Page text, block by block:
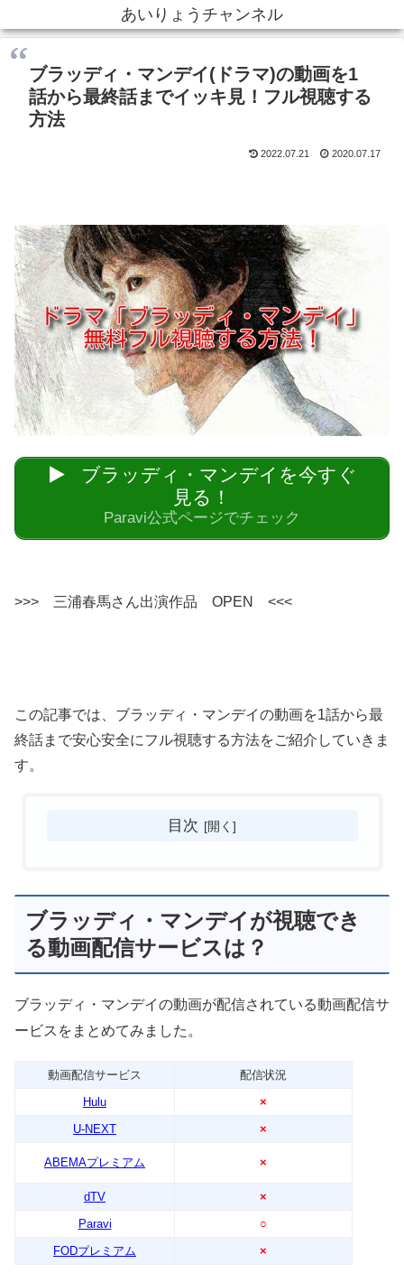
あいりょうチャンネル
ブラッディ・マンデイ(ドラマ)の動画を1
話から最終話までイッキ見！フル視聴する
方法
2022.07.21 2020.07.17
ブラッディ・マンデイを今すぐ
見る！
Paravi公式ページでチェック
>>> 三浦春馬さん出演作品 OPEN <<<
この記事では、ブラッディ・マンデイの動画を1話から最
終話まで安心安全にフル視聴する方法をご紹介していきま
す。
目次
ブラッディ・マンデイが視聴でき
る動画配信サービスは？
ブラッディ・マンデイの動画が配信されている動画配信サ
ービスをまとめてみました。
動画配信サービス
配信状況
Hulu
×
U-NEXT
×
ABEMAプレミアム ×
dTV
×
Paravi
○
FODプレミアム
×